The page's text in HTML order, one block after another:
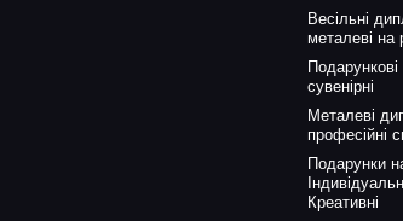
Весільні
металеві на
сувенірні
Металеві
професійні
Подарунки
Креативні